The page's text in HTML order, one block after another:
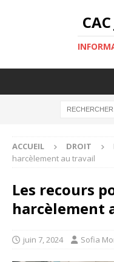
ACCUEIL DROIT
harcèlement au travail
Les recours
harcèlement
juin 7, 2024 Sofia